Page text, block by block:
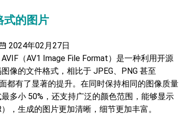
式的图片
2024年02月27日
（AV1 Image File Format）是一种利用开源
像的文件格式，相比于 JPEG、PNG 甚至
都有了显著的提升。在同时保持相同的图像质量
多小 50%，还支持广泛的颜色范围，能够显示
，生成的图片更加清晰，细节更加丰富。